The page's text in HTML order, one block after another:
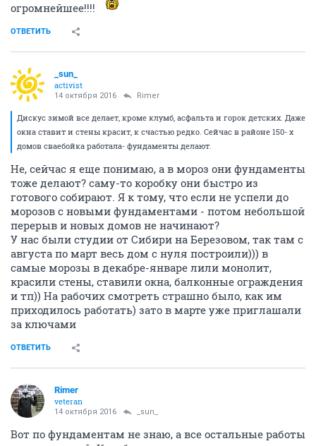
огромнейшее!!!!
ОТВЕТИТЬ
_sun_
activist
14 октября 2016 Rimer
Дискус зимой все делает, кроме клумб, асфальта и горок детских. Даже
окна ставит и стены красит, к счастью редко. Сейчас в районе 150- х
домов сваебойка работала- фундаменты делают.
Не, сейчас я еще понимаю, а в мороз они фундаменты
тоже делают? саму-то коробку они быстро из
готового собирают. Я к тому, что если не успели до
морозов с новыми фундаментами - потом небольшой
перерыв и новых домов не начинают?
У нас были студии от Сибири на Березовом, так там с
августа по март весь дом с нуля построили))) в
самые морозы в декабре-январе лили монолит,
красили стены, ставили окна, балконные ограждения
и тп)) На рабочих смотреть страшно было, как им
приходилось работать) зато в марте уже приглашали
за ключами
ОТВЕТИТЬ
Rimer
veteran
14 октября 2016 _sun_
Вот по фундаментам не знаю, а все остальные работы